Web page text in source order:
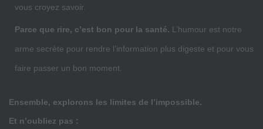
vous croyez savoir.
Parce que rire, c’est bon pour la santé. L’humour est notre
arme secrète pour rendre l’information plus digeste et pour vous
faire passer un bon moment.
Ensemble, explorons les limites de l’impossible.
Et n’oubliez pas :